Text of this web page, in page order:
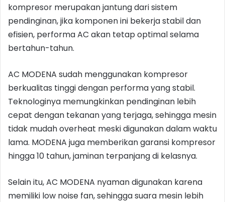
kompresor merupakan jantung dari sistem
pendinginan, jika komponen ini bekerja stabil dan
efisien, performa AC akan tetap optimal selama
bertahun-tahun.
AC MODENA sudah menggunakan kompresor
berkualitas tinggi dengan performa yang stabil.
Teknologinya memungkinkan pendinginan lebih
cepat dengan tekanan yang terjaga, sehingga mesin
tidak mudah overheat meski digunakan dalam waktu
lama. MODENA juga memberikan garansi kompresor
hingga 10 tahun, jaminan terpanjang di kelasnya.
Selain itu, AC MODENA nyaman digunakan karena
memiliki low noise fan, sehingga suara mesin lebih